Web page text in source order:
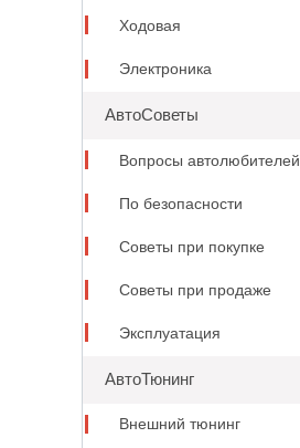
Ходовая
Электроника
АвтоСоветы
Вопросы автолюбителей
По безопасности
Советы при покупке
Советы при продаже
Эксплуатация
АвтоТюнинг
Внешний тюнинг